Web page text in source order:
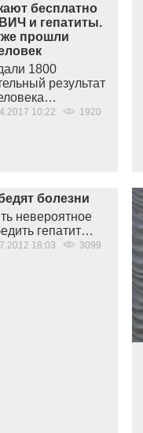
бесплатно
и гепатиты.
прошли
1800
результат
10:22 1920
болезни
невероятное
гепатит…
18:03 3099